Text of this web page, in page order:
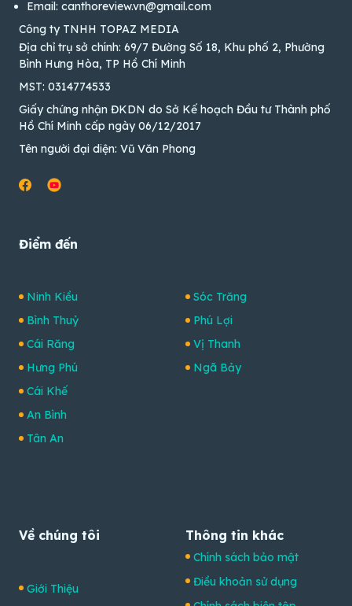
Email: canthoreview.vn@gmail.com
Công ty TNHH TOPAZ MEDIA
Địa chỉ trụ sở chính: 69/7 Đường Số 18, Khu phố 2, Phường
Bình Hưng Hòa, TP Hồ Chí Minh
MST: 0314774533
Giấy chứng nhận ĐKDN do Sở Kế hoạch Đầu tư Thành phố
Hồ Chí Minh cấp ngày 06/12/2017
Tên người đại diện: Vũ Văn Phong
Điểm đến
Ninh Kiều
Bình Thuỷ
Cái Răng
Hưng Phú
Cái Khế
An Bình
Tân An
Sóc Trăng
Phú Lợi
Vị Thanh
Ngã Bảy
Về chúng tôi
Giới Thiệu
Thông tin khác
Chính sách bảo mật
Điều khoản sử dụng